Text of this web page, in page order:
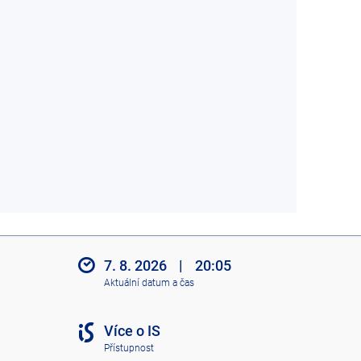
7. 8. 2026 | 20:05
Aktuální datum a čas
Více o IS
Přístupnost